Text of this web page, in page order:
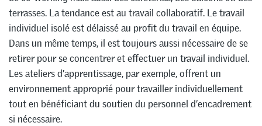
terrasses. La tendance est au travail collaboratif. Le travail
individuel isolé est délaissé au profit du travail en équipe.
Dans un même temps, il est toujours aussi nécessaire de se
retirer pour se concentrer et effectuer un travail individuel.
Les ateliers d’apprentissage, par exemple, offrent un
environnement approprié pour travailler individuellement
tout en bénéficiant du soutien du personnel d’encadrement
si nécessaire.